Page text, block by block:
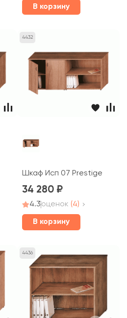
В корзину
4432
Шкаф Исп 07 Prestige
34 280
4.3оценок (4)
В корзину
4436